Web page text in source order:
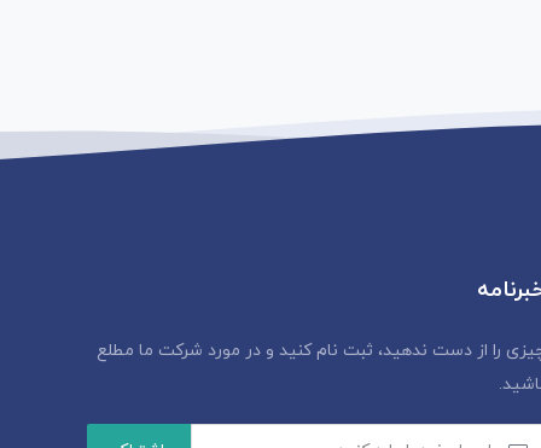
را از دست ندهید، ثبت نام کنید و در مورد شرکت ما مطلع